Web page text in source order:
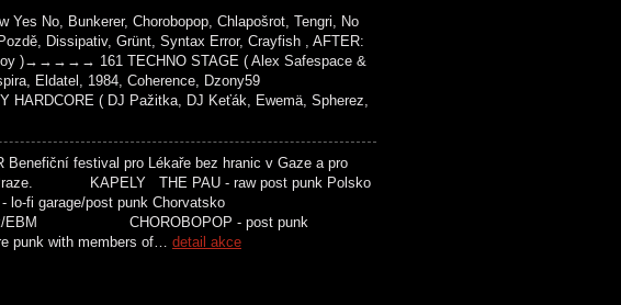
Yes No, Bunkerer, Chorobopop, Chlapošrot, Tengri, No
Dissipativ, Grünt, Syntax Error, Crayfish , AFTER:
)→→→→→ 161 TECHNO STAGE ( Alex Safespace &
Eldatel, 1984, Coherence, Dzony59
( DJ Pažitka, DJ Keťák, Ewemä, Spherez,
Benefiční festival pro Lékaře bez hranic v Gaze a pro
Praze. KAPELY THE PAU - raw post punk Polsko
fi garage/post punk Chorvatsko
punk/EBM CHOROBOPOP - post punk
punk with members of… detail akce